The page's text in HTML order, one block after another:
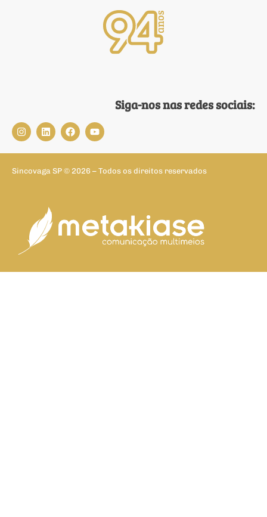
Siga-nos nas redes sociais:
Sincovaga SP © 2026 – Todos os direitos reservados